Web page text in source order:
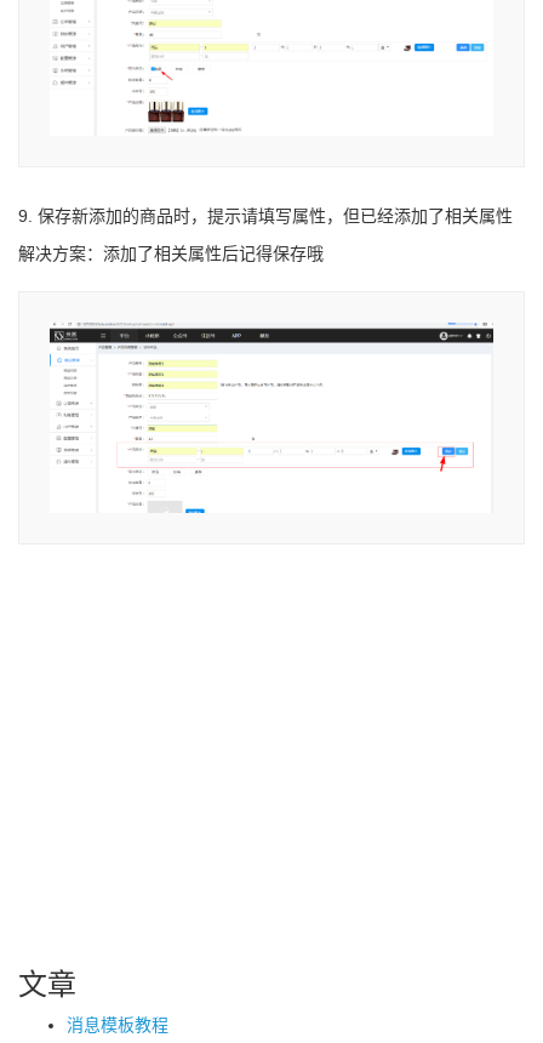
9. 保存新添加的商品时，提示请填写属性，但已经添加了相关属性
解决方案：添加了相关属性后记得保存哦
文章
消息模板教程